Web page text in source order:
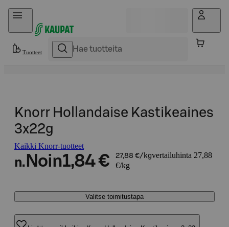
Hyppää sisältöön
Tuotteet
Knorr Hollandaise Kastikeaines
3x22g
Kaikki Knorr-tuotteet
n. Noin1,84 € 27,88 €/kgvertailuhinta 27,88
€/kg
Valitse toimitustapa